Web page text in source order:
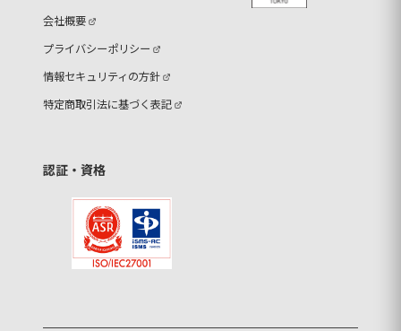
会社概要
プライバシーポリシー
情報セキュリティの方針
特定商取引法に基づく表記
認証・資格